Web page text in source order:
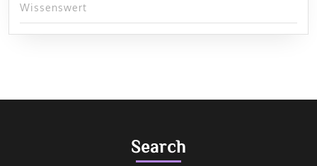
Wissenswert
Search